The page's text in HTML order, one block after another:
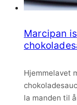
Marcipan
Hjemmelavet
la manden til